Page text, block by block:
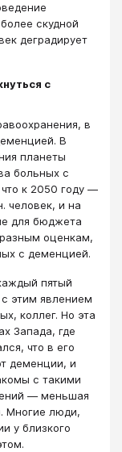
скудной
деградирует
с
в
В
планеты
больных с
к 2050 году ―
человек, и на
для бюджета
оценкам,
с деменцией.
пятый
этим явлением
коллег. Но эта
Запада, где
что в его
деменции, и
с такими
― меньшая
Многие люди,
у близкого